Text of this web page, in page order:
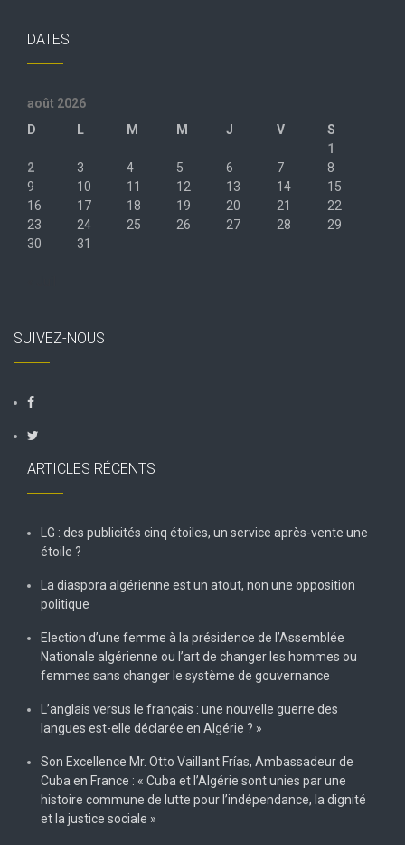
DATES
août 2026
D
L M M J V
S
1
2
3 4 5 6 7
8
9
10 11 12 13 14
15
16
17 18 19 20 21
22
23
24 25 26 27 28
29
30
31
SUIVEZ-NOUS
ARTICLES RÉCENTS
LG : des publicités cinq étoiles, un service après-vente une
étoile ?
La diaspora algérienne est un atout, non une opposition
politique
Election d’une femme à la présidence de l’Assemblée
Nationale algérienne ou l’art de changer les hommes ou
femmes sans changer le système de gouvernance
L’anglais versus le français : une nouvelle guerre des
langues est-elle déclarée en Algérie ? »
Son Excellence Mr. Otto Vaillant Frías, Ambassadeur de
Cuba en France : « Cuba et l’Algérie sont unies par une
histoire commune de lutte pour l’indépendance, la dignité
et la justice sociale »